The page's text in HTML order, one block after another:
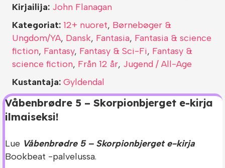
Våbenbrødre 5 – Skorpionbjerget e-kirja
ilmaiseksi!
Lue Våbenbrødre 5 – Skorpionbjerget e-kirja
Bookbeat -palvelussa.
Kirjailija: John Flanagan
Kategoriat: 12+ nuoret, Børnebøger &
Ungdom/YA, Dansk, Fantasia, Fantasia & science
fiction, Fantasy, Fantasy & Sci-Fi, Fantasy &
science fiction, Från 12 år, Jugend / All-Age
Kustantaja: Gyldendal